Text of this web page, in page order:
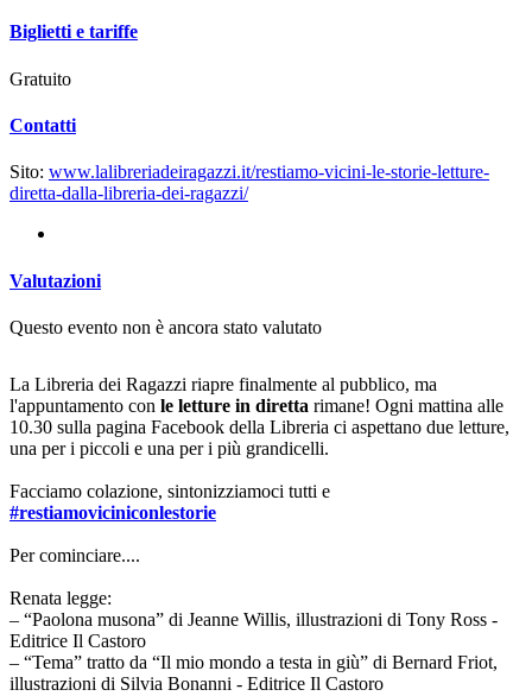
Biglietti e tariffe
Gratuito
Contatti
Sito: www.lalibreriadeiragazzi.it/restiamo-vicini-le-storie-letture-
diretta-dalla-libreria-dei-ragazzi/
Valutazioni
Questo evento non è ancora stato valutato
La Libreria dei Ragazzi riapre finalmente al pubblico, ma
l'appuntamento con le letture in diretta rimane! Ogni mattina alle
10.30 sulla pagina Facebook della Libreria ci aspettano due letture,
una per i piccoli e una per i più grandicelli.
Facciamo colazione, sintonizziamoci tutti e
#restiamoviciniconlestorie
Per cominciare....
Renata legge:
– “Paolona musona” di Jeanne Willis, illustrazioni di Tony Ross -
Editrice Il Castoro
– “Tema” tratto da “Il mio mondo a testa in giù” di Bernard Friot,
illustrazioni di Silvia Bonanni - Editrice Il Castoro